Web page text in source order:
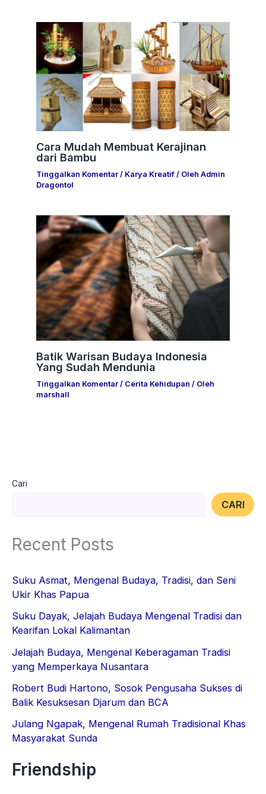
Cara Mudah Membuat Kerajinan
dari Bambu
Tinggalkan Komentar / Karya Kreatif / OlehAdmin
Dragontol
Batik Warisan Budaya Indonesia
Yang Sudah Mendunia
Tinggalkan Komentar / Cerita Kehidupan / Oleh
marshall
Cari
CARI
Recent Posts
Suku Asmat, Mengenal Budaya, Tradisi, dan Seni
Ukir Khas Papua
Suku Dayak, Jelajah Budaya Mengenal Tradisi dan
Kearifan Lokal Kalimantan
Jelajah Budaya, Mengenal Keberagaman Tradisi
yang Memperkaya Nusantara
Robert Budi Hartono, Sosok Pengusaha Sukses di
Balik Kesuksesan Djarum dan BCA
Julang Ngapak, Mengenal Rumah Tradisional Khas
Masyarakat Sunda
Friendship